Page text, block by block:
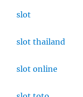
slot
slot thailand
slot online